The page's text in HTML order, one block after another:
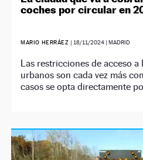
coches por circular en
MARIO HERRÁEZ | 18/11/2024| MADRID
Las restricciones de acceso
urbanos son cada vez más
casos se opta directamente